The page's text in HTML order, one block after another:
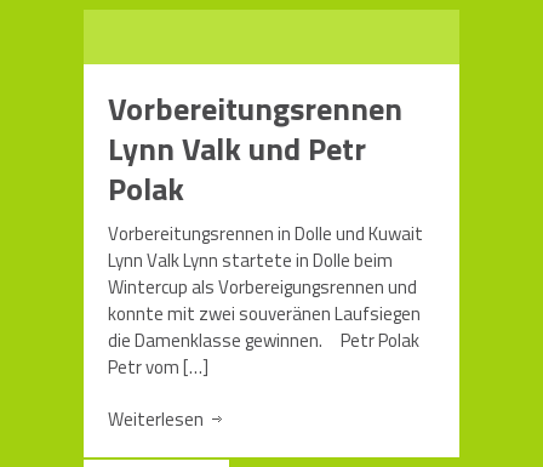
Vorbereitungsrennen
Lynn Valk und Petr
Polak
Vorbereitungsrennen in Dolle und Kuwait
Lynn Valk Lynn startete in Dolle beim
Wintercup als Vorbereigungsrennen und
konnte mit zwei souveränen Laufsiegen
die Damenklasse gewinnen. Petr Polak
Petr vom[…]
Weiterlesen